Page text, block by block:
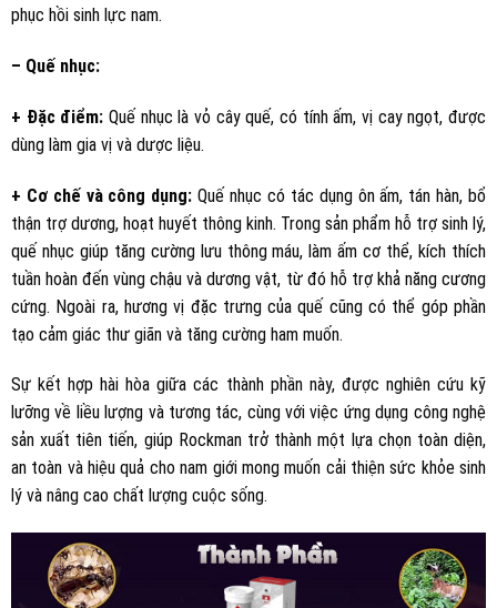
phục hồi sinh lực nam.
– Quế nhục:
+ Đặc điểm: Quế nhục là vỏ cây quế, có tính ấm, vị cay ngọt, được
dùng làm gia vị và dược liệu.
+ Cơ chế và công dụng: Quế nhục có tác dụng ôn ấm, tán hàn, bổ
thận trợ dương, hoạt huyết thông kinh. Trong sản phẩm hỗ trợ sinh lý,
quế nhục giúp tăng cường lưu thông máu, làm ấm cơ thể, kích thích
tuần hoàn đến vùng chậu và dương vật, từ đó hỗ trợ khả năng cương
cứng. Ngoài ra, hương vị đặc trưng của quế cũng có thể góp phần
tạo cảm giác thư giãn và tăng cường ham muốn.
Sự kết hợp hài hòa giữa các thành phần này, được nghiên cứu kỹ
lưỡng về liều lượng và tương tác, cùng với việc ứng dụng công nghệ
sản xuất tiên tiến, giúp Rockman trở thành một lựa chọn toàn diện,
an toàn và hiệu quả cho nam giới mong muốn cải thiện sức khỏe sinh
lý và nâng cao chất lượng cuộc sống.